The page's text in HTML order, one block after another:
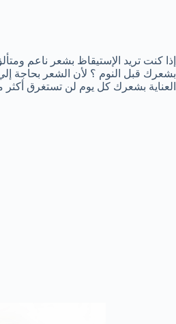
إذا كنت تريد الإستيقاظ بشعر ناعم
بشعرك قبل النوم ؟ لأن الشعر بحاجة إلي
العناية بشعرك كل يوم لن تستغرق